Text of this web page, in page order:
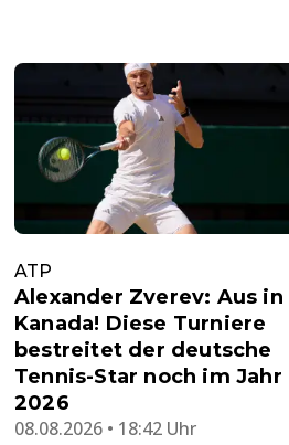
ATP
Alexander Zverev: Aus in
Kanada! Diese Turniere
bestreitet der deutsche
Tennis-Star noch im Jahr
2026
08.08.2026 • 18:42 Uhr